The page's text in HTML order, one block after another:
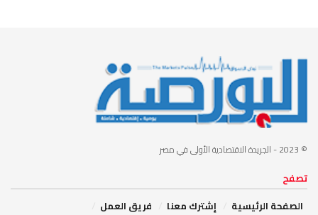
© 2023 - الجريدة الاقتصادية الأولى في مصر
تصفح
الصفحة الرئيسية
إشترك معنا
فريق العمل